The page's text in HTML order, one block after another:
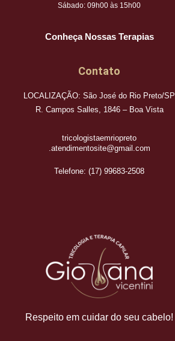
Sábado: 09h00 às 15h00
Conheça Nossas Terapias
Contato
LOCALIZAÇÃO: São José do Rio Preto/SP
R. Campos Salles, 1846 – Boa Vista
tricologistaemriopreto
.atendimentosite@gmail.com
Telefone: (17) 99683-2508
Respeito em cuidar do seu cabelo!